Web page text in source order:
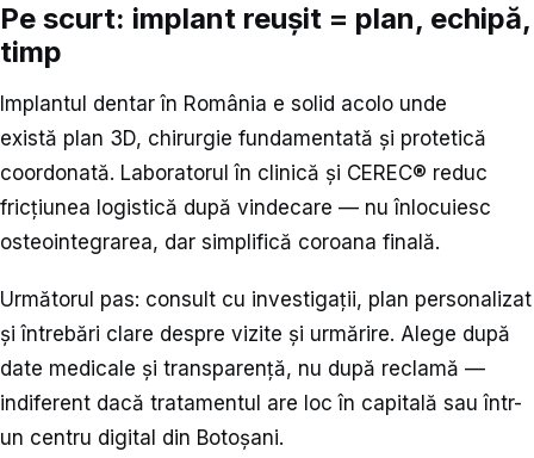
Pe scurt: implant reușit = plan, echipă,
timp
Implantul dentar în România e solid acolo unde
există plan 3D, chirurgie fundamentată și protetică
coordonată. Laboratorul în clinică și CEREC® reduc
fricțiunea logistică după vindecare — nu înlocuiesc
osteointegrarea, dar simplifică coroana finală.
Următorul pas: consult cu investigații, plan personalizat
și întrebări clare despre vizite și urmărire. Alege după
date medicale și transparență, nu după reclamă —
indiferent dacă tratamentul are loc în capitală sau într-
un centru digital din Botoșani.